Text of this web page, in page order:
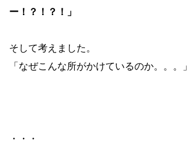
ー！？！？！
」
そして考えました。
「なぜこんな所がかけているのか。。。」
・・・